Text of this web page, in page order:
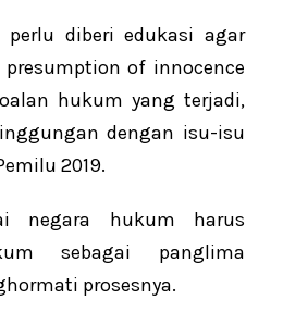
perlu diberi edukasi agar
presumption of innocence
hukum yang terjadi,
dengan isu-isu
2019.
negara hukum harus
sebagai panglima
prosesnya.